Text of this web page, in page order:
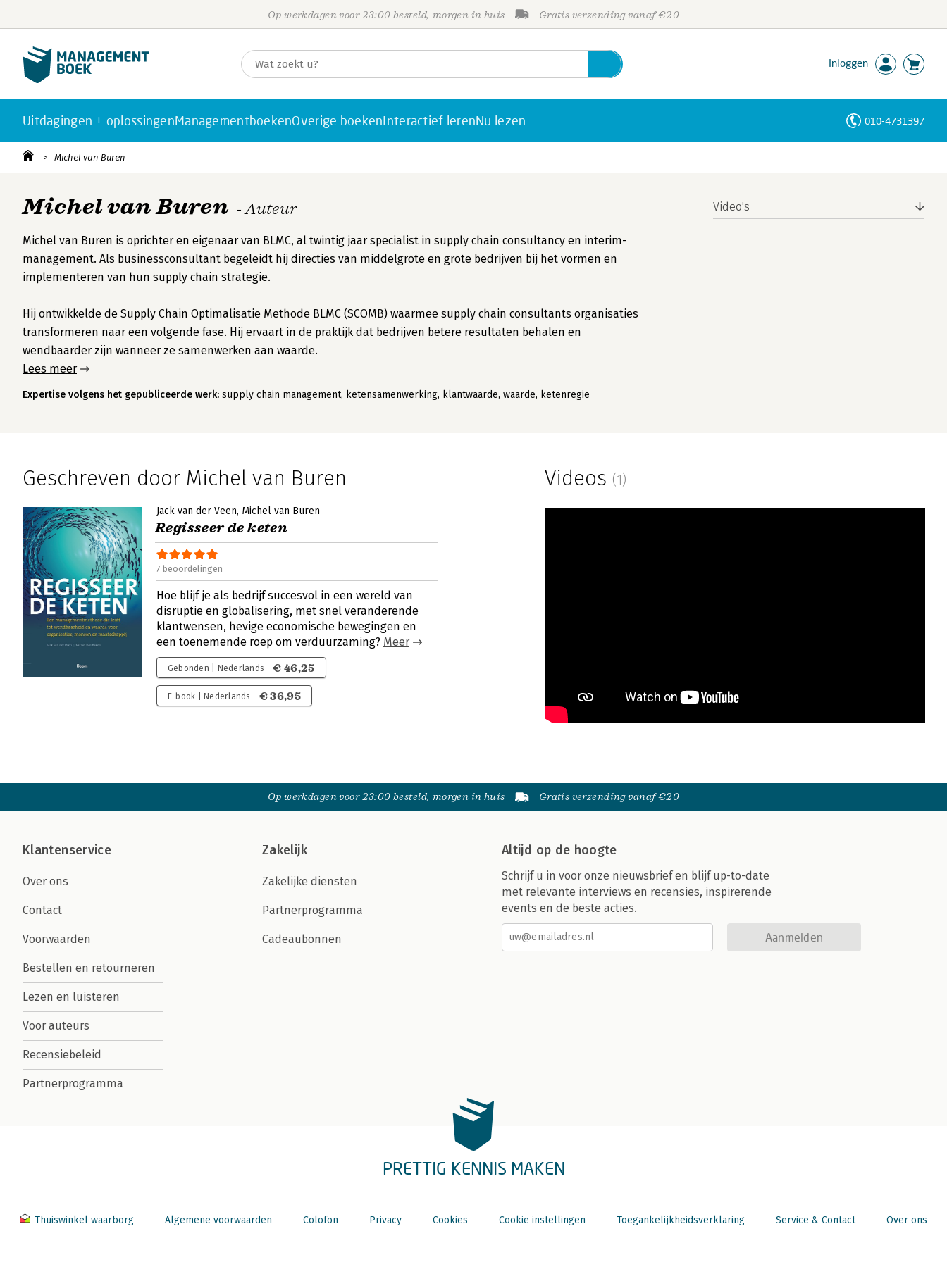
Op werkdagen voor 23:00 besteld, morgen in huis Gratis verzending vanaf €20
Inloggen
Uitdagingen + oplossingenManagementboekenOverige boekenInteractief lerenNu lezen 010-4731397
Michel van Buren
Michel van Buren - Auteur
Michel van Buren is oprichter en eigenaar van BLMC, al twintig jaar specialist in supply chain consultancy en interim-
management. Als businessconsultant begeleidt hij directies van middelgrote en grote bedrijven bij het vormen en
implementeren van hun supply chain strategie.
Hij ontwikkelde de Supply Chain Optimalisatie Methode BLMC (SCOMB) waarmee supply chain consultants organisaties
transformeren naar een volgende fase. Hij ervaart in de praktijk dat bedrijven betere resultaten behalen en
wendbaarder zijn wanneer ze samenwerken aan waarde.
Lees meer
Expertise volgens het gepubliceerde werk: supply chain management, ketensamenwerking, klantwaarde, waarde, ketenregie
Video's
Geschreven door Michel van Buren
Jack van der Veen Michel van Buren
Regisseer de keten
7 beoordelingen
Hoe blijf je als bedrijf succesvol in een wereld van
disruptie en globalisering, met snel veranderende
klantwensen, hevige economische bewegingen en
een toenemende roep om verduurzaming? Meer
Gebonden | Nederlands € 46,25
E-book | Nederlands € 36,95
Videos (1)
Op werkdagen voor 23:00 besteld, morgen in huis Gratis verzending vanaf €20
Klantenservice
Over ons
Contact
Voorwaarden
Bestellen en retourneren
Lezen en luisteren
Voor auteurs
Recensiebeleid
Partnerprogramma
Zakelijk
Zakelijke diensten
Partnerprogramma
Cadeaubonnen
Altijd op de hoogte
Schrijf u in voor onze nieuwsbrief en blijf up-to-date
met relevante interviews en recensies, inspirerende
events en de beste acties.
Aanmelden
PRETTIG KENNIS MAKEN
Thuiswinkel waarborg Algemene voorwaarden Colofon Privacy Cookies Cookie instellingen Toegankelijkheidsverklaring Service & Contact Over ons
Personen